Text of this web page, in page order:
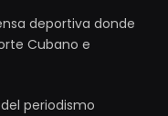
deportiva donde
Cubano e
periodismo